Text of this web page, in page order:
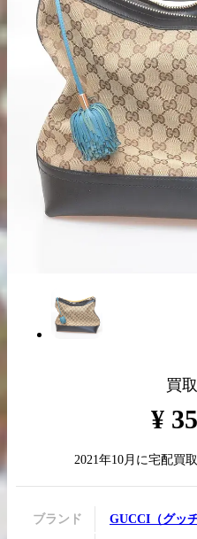
出張買取の
お申込み
買取実績はこちらから
買
¥
2021年10月 に宅配買取
ブランド GUCCI （グッ